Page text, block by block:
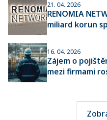
21. 04. 2026
RENOMIA
miliard korun
16. 04. 2026
Zájem o
mezi firmami